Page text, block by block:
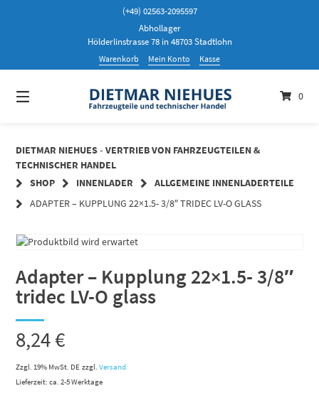
(+49) 02563-2095597
Abhollager
Hölderlinstrasse 78 in 48703 Stadtlohn
Warenkorb Mein Konto Kasse
0
DIETMAR NIEHUES - VERTRIEB VON FAHRZEUGTEILEN &
TECHNISCHER HANDEL
SHOP
INNENLADER
ALLGEMEINE INNENLADERTEILE
ADAPTER – KUPPLUNG 22×1.5- 3/8″ TRIDEC LV-O GLASS
Adapter – Kupplung 22×1.5- 3/8″
tridec LV-O glass
8,24€
Zzgl. 19% MwSt. DE zzgl.Versand
Lieferzeit: ca. 2-5 Werktage